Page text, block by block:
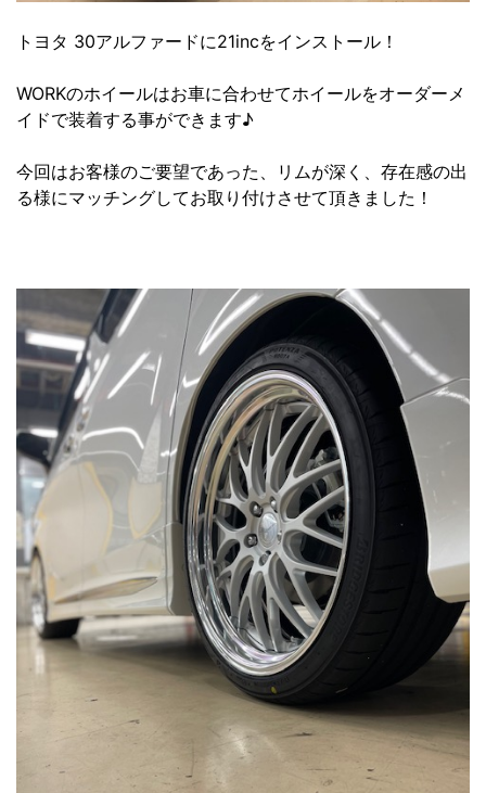
トヨタ 30アルファードに21incをインストール！
WORKのホイールはお車に合わせてホイールをオーダーメ
イドで装着する事ができます♪
今回はお客様のご要望であった、リムが深く、存在感の出
る様にマッチングしてお取り付けさせて頂きました！